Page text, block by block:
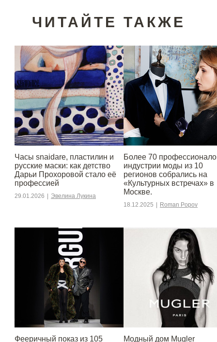
ЧИТАЙТЕ ТАКЖЕ
Часы snaidare, пластилин и
русские маски: как детство
Дарьи Прохоровой стало её
профессией
29.01.2026 Эвелина Лукина
Более 70
индустрии моды из 10
регионов собрались на
«Культурных встречах» в
Москве.
18.12.2025 Roman Popov
Фееричный показ из 105
Модный дом Mugler